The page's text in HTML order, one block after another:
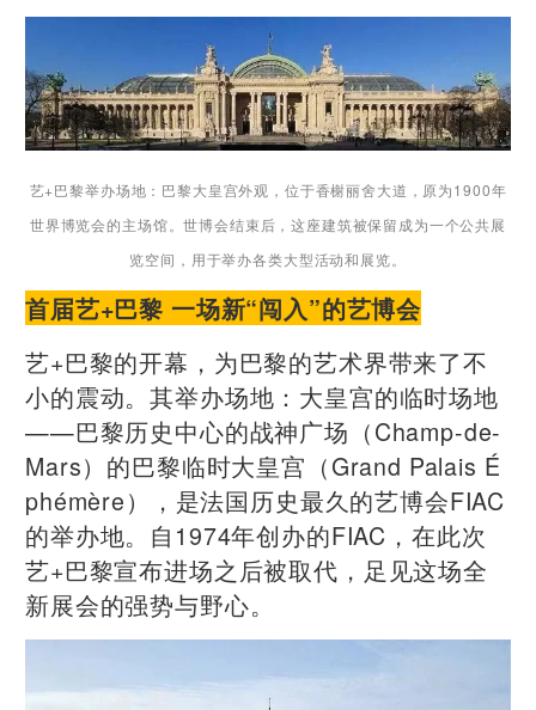
艺+巴黎举办场地：巴黎大皇宫外观，位于香榭丽舍大道，原为1900年
世界博览会的主场馆。世博会结束后，这座建筑被保留成为一个公共展
览空间，用于举办各类大型活动和展览。
首届艺+巴黎 一场新“闯入”的艺博会
艺+巴黎的开幕，为巴黎的艺术界带来了不
小的震动。其举办场地：大皇宫的临时场地
——巴黎历史中心的战神广场（Champ-de-
Mars）的巴黎临时大皇宫（Grand Palais É
phémère），是法国历史最久的艺博会FIAC
的举办地。自1974年创办的FIAC，在此次
艺+巴黎宣布进场之后被取代，足见这场全
新展会的强势与野心。